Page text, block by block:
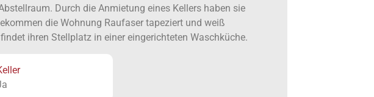
Durch die Anmietung eines Kellers haben sie
die Wohnung Raufaser tapeziert und weiß
ihren Stellplatz in einer eingerichteten Waschküche.